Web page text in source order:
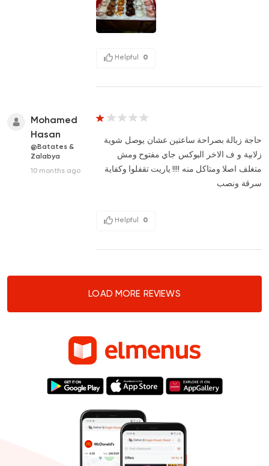
Helpful 0
Mohamed
Hasan
@Batates &
Zalabya
10 months ago
حاجة زبالة بصراحة ساعتين عشان يوصل شوية
زلابية و ف الاخر البوكس جاي مفتوح ومش
متغلف اصلا ومتاكل منه !!!! ياريت تقفلوا وكفاية
سرقة ونصب
Helpful 0
LOAD MORE REVIEWS